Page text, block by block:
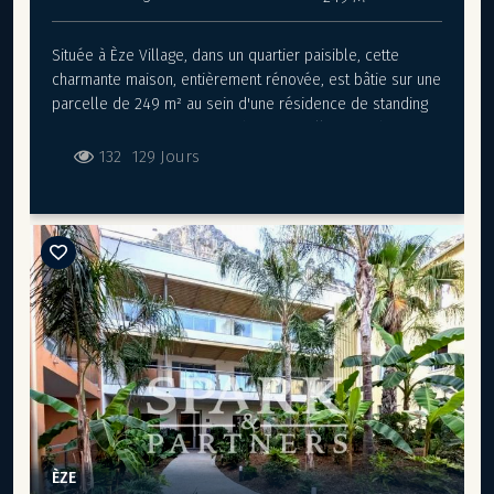
Située à Èze Village, dans un quartier paisible, cette
charmante maison, entièrement rénovée, est bâtie sur une
parcelle de 249 m² au sein d'une résidence de standing
prestations modernes et élégantes. Dès l'entrée, un hall
séjour, agrémenté d'une salle à manger lumineuse,
bénéficie d'un ensoleillement optimal grâce à deux
grandes ouvertures, avec un accès direct à une spacieuse
terrasse. À l'étage, la suite parentale dispose d'une salle
d'eau privative, d'un espace bureau et d'un dressing. Deux
autres grandes chambres, une salle d'eau et un WC
séparé complètent cet espace nuit. À l'extérieur, une
magnifique terrasse de 90 m² vous invite à profiter
pleinement des beaux jours dans un cadre verdoyant et
serein. Cette maison a été entièrement rénovée, incluant
l'électricité, la plomberie, le système de chauffage et les
132 129 Jours
ÈZE